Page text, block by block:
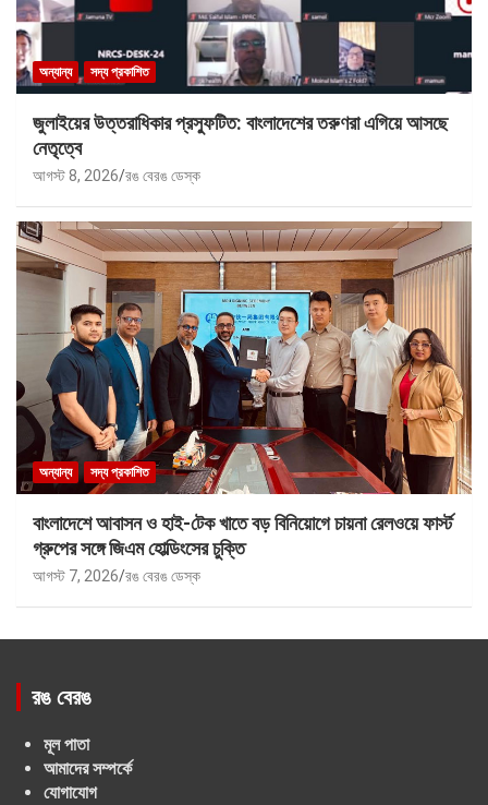
অন্যান্য সদ্য প্রকাশিত
জুলাইয়ের উত্তরাধিকার প্রস্ফুটিত: বাংলাদেশের তরুণরা এগিয়ে আসছে
নেতৃত্বে
আগস্ট 8, 2026 রঙ বেরঙ ডেস্ক
অন্যান্য সদ্য প্রকাশিত
বাংলাদেশে আবাসন ও হাই-টেক খাতে বড় বিনিয়োগে চায়না রেলওয়ে ফার্স্ট
গ্রুপের সঙ্গে জিএম হোল্ডিংসের চুক্তি
আগস্ট 7, 2026 রঙ বেরঙ ডেস্ক
রঙ বেরঙ
মূল পাতা
আমাদের সম্পর্কে
যোগাযোগ